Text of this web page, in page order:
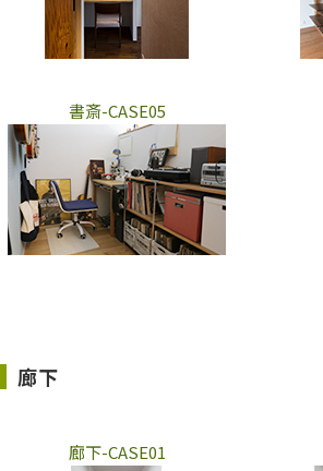
書斎-CASE05
廊下
廊下-CASE01